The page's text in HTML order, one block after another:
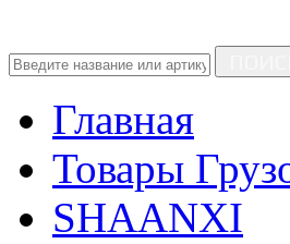
Главная
Товары
SHAANXI